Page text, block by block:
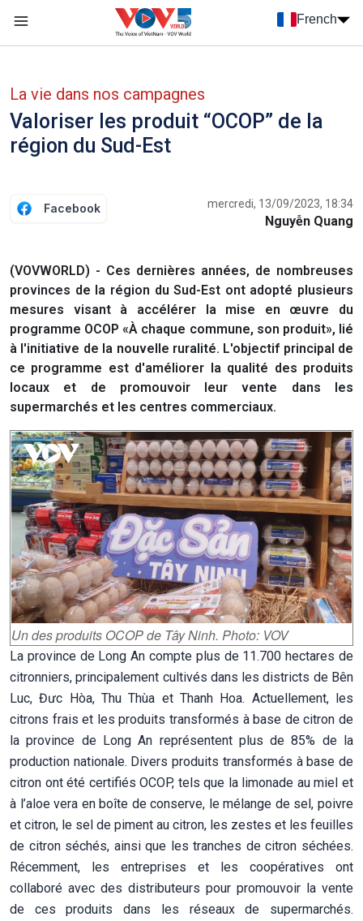
French
La vie dans nos campagnes
Valoriser les produit “OCOP” de la
région du Sud-Est
Facebook mercredi, 13/09/2023, 18:34
Nguyễn Quang
(VOVWORLD) - Ces dernières années, de nombreuses
provinces de la région du Sud-Est ont adopté plusieurs
mesures visant à accélérer la mise en œuvre du
programme OCOP «À chaque commune, son produit», lié
à l'initiative de la nouvelle ruralité. L'objectif principal de
ce programme est d'améliorer la qualité des produits
locaux et de promouvoir leur vente dans les
supermarchés et les centres commerciaux.
Un des produits OCOP de Tây Ninh. Photo: VOV
La province de Long An compte plus de 11.700 hectares de
citronniers, principalement cultivés dans les districts de Bên
Luc, Đưc Hòa, Thu Thùa et Thanh Hoa. Actuellement, les
citrons frais et les produits transformés à base de citron de
la province de Long An représentent plus de 85% de la
production nationale. Divers produits transformés à base de
citron ont été certifiés OCOP, tels que la limonade au miel et
à l’aloe vera en boîte de conserve, le mélange de sel, poivre
et citron, le sel de piment au citron, les zestes et les feuilles
de citron séchés, ainsi que les tranches de citron séchées.
Récemment, les entreprises et les coopératives ont
collaboré avec des distributeurs pour promouvoir la vente
de ces produits dans les réseaux de supermarchés.